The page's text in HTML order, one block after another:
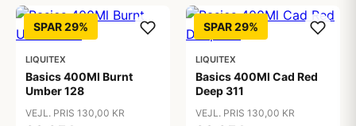
SPAR 29%
LIQUITEX
Basics 400Ml Burnt
Umber 128
VEJL. PRIS 130,00 KR
SPAR 29%
LIQUITEX
Basics 400Ml Cad Red
Deep 311
VEJL. PRIS 130,00 KR